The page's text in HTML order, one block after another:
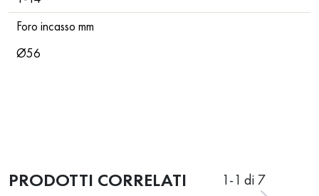
Foro incasso mm
Ø56
PRODOTTI CORRELATI 1-1 di 7